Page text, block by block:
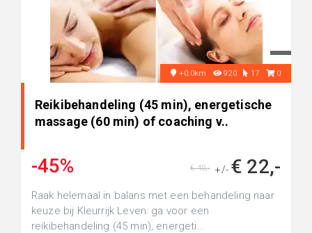
+0.0km 920 17 0
Reikibehandeling (45 min), energetische
massage (60 min) of coaching v..
-45% +/- € 22,-
€ 40,-
Raak helemaal in balans met een behandeling naar
keuze bij Kleurrijk Leven: ga voor een
reikibehandeling (45 min), energeti...